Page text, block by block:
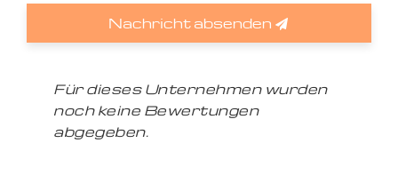
Nachricht absenden
Für dieses Unternehmen wurden
noch keine Bewertungen
abgegeben.